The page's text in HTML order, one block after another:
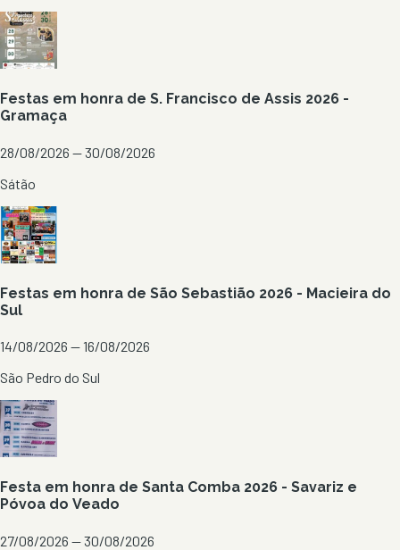
Festas em honra de S. Francisco de Assis 2026 -
Gramaça
28/08/2026 — 30/08/2026
Sátão
Festas em honra de São Sebastião 2026 - Macieira do
Sul
14/08/2026 — 16/08/2026
São Pedro do Sul
Festa em honra de Santa Comba 2026 - Savariz e
Póvoa do Veado
27/08/2026 — 30/08/2026